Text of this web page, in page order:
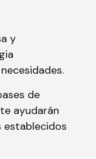
y
de
ayudarán
establecidos